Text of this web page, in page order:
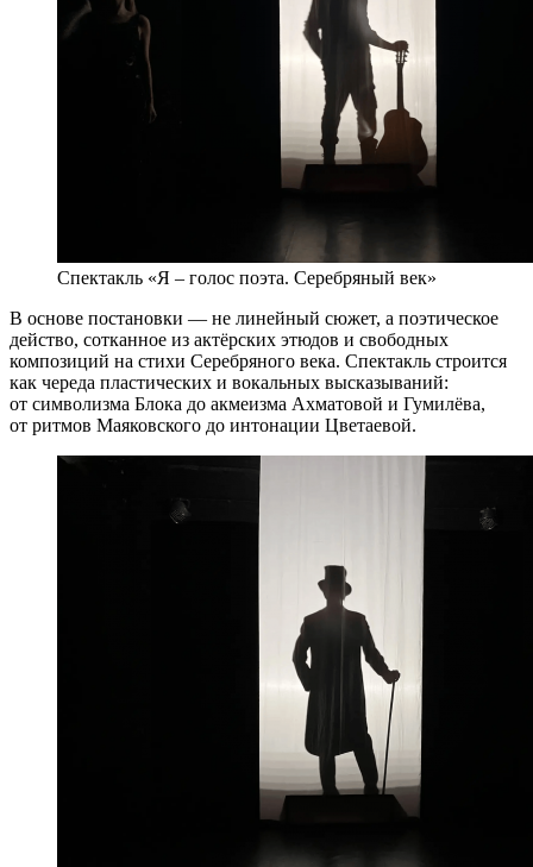
Спектакль «Я – голос поэта. Серебряный век»
В основе постановки — не линейный сюжет, а поэтическое
действо, сотканное из актёрских этюдов и свободных
композиций на стихи Серебряного века. Спектакль строится
как череда пластических и вокальных высказываний:
от символизма Блока до акмеизма Ахматовой и Гумилёва,
от ритмов Маяковского до интонации Цветаевой.